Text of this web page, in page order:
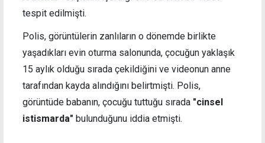
tespit edilmişti.
Polis, görüntülerin zanlıların o dönemde birlikte
yaşadıkları evin oturma salonunda, çocuğun yaklaşık
15 aylık olduğu sırada çekildiğini ve videonun anne
tarafından kayda alındığını belirtmişti. Polis,
görüntüde babanın, çocuğu tuttuğu sırada "cinsel
istismarda" bulunduğunu iddia etmişti.